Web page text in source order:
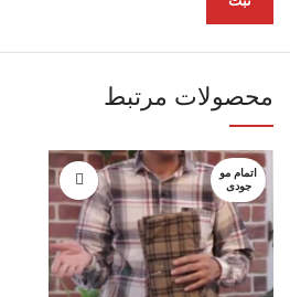
محصولات مرتبط
اتمام مو
جودی